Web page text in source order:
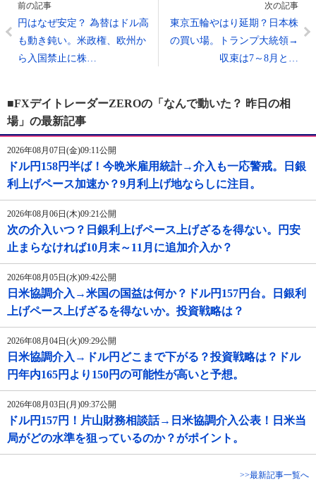
前の記事
円はなぜ安定？ 為替はドル高
も動き鈍い。米政権、欧州か
ら入国禁止に株…
次の記事
東京五輪やはり延期？日本株
の買い場。トランプ大統領→
収束は7～8月と…
■FXデイトレーダーZEROの「なんで動いた？ 昨日の相
場」の最新記事
2026年08月07日(金)09:11公開
ドル円158円半ば！今晩米雇用統計→介入も一応警戒。日銀
利上げペース加速か？9月利上げ地ならしに注目。
2026年08月06日(木)09:21公開
次の介入いつ？日銀利上げペース上げざるを得ない。円安
止まらなければ10月末～11月に追加介入か？
2026年08月05日(水)09:42公開
日米協調介入→米国の国益は何か？ドル円157円台。日銀利
上げペース上げざるを得ないか。投資戦略は？
2026年08月04日(火)09:29公開
日米協調介入→ドル円どこまで下がる？投資戦略は？ドル
円年内165円より150円の可能性が高いと予想。
2026年08月03日(月)09:37公開
ドル円157円！片山財務相談話→日米協調介入公表！日米当
局がどの水準を狙っているのか？がポイント。
>>最新記事一覧へ